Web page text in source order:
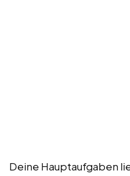
Deine Hauptaufgaben